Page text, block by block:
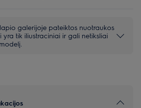
galerijoje pateiktos nuotraukos
tik iliustraciniai ir gali netiksliai